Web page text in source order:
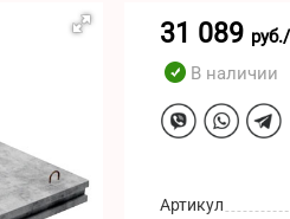
31 089
В наличии
Артикул